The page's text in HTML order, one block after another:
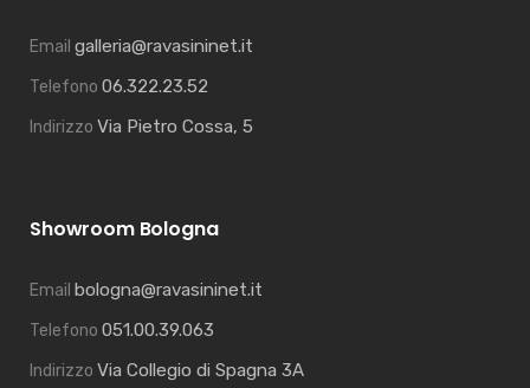
Email galleria@ravasininet.it
Telefono 06.322.23.52
Indirizzo Via Pietro Cossa, 5
Showroom Bologna
Email bologna@ravasininet.it
Telefono 051.00.39.063
Indirizzo Via Collegio di Spagna 3A